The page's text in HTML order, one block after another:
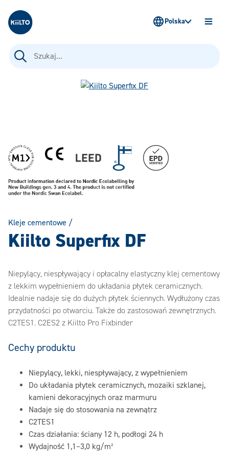
Kiilto Poland
Szukaj:
Polska
Kleje cementowe /
Kiilto Superfix DF
Niepylący, niespływający i opłacalny elastyczny klej cementowy
z lekkim wypełnieniem do układania płytek ceramicznych.
Idealnie nadaje się do dużych płytek ściennych. Wydłużony czas
przydatności po otwarciu. Także do zastosowań zewnętrznych.
C2TES1. C2ES2 z Kiilto Pro Fixbinder
Cechy produktu
Niepylący, lekki, niespływający, z wypełnieniem
Do układania płytek ceramicznych, mozaiki szklanej,
kamieni dekoracyjnych oraz marmuru
Nadaje się do stosowania na zewnątrz
C2TES1
Czas działania: ściany 12 h, podłogi 24 h
Wydajność 1,1–3,0 kg/m²